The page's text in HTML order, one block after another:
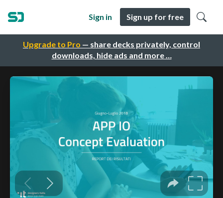
Upgrade to Pro — share decks privately, control
downloads, hide ads and more …
Sign in Sign up for free